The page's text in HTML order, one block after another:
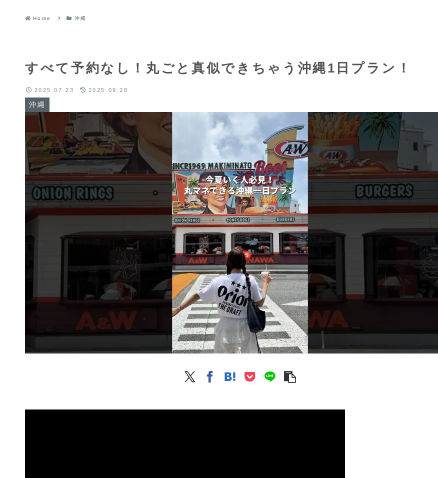
Home 沖縄
すべて予約なし！丸ごと真似できちゃう沖縄1日プラン！
沖縄
2025.07.23 2025.09.28